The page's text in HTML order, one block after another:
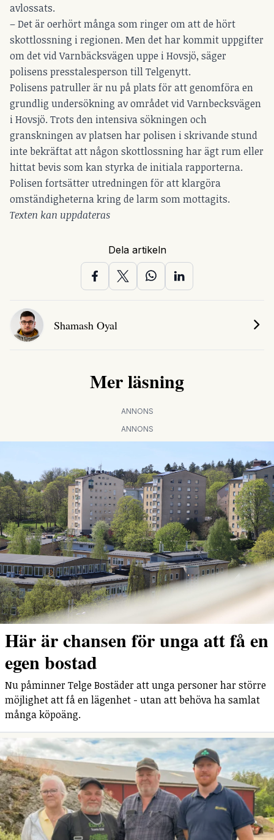
avlossats.
– Det är oerhört många som ringer om att de hört
skottlossning i regionen. Men det har kommit uppgifter
om det vid Varnbäcksvägen uppe i Hovsjö, säger
polisens presstalesperson till Telgenytt.
Polisens patruller är nu på plats för att genomföra en
grundlig undersökning av området vid Varnbecksvägen
i Hovsjö. Trots den intensiva sökningen och
granskningen av platsen har polisen i skrivande stund
inte bekräftat att någon skottlossning har ägt rum eller
hittat bevis som kan styrka de initiala rapporterna.
Polisen fortsätter utredningen för att klargöra
omständigheterna kring de larm som mottagits.
Texten kan uppdateras
Dela artikeln
Shamash Oyal
Mer läsning
ANNONS
ANNONS
Här är chansen för unga att få en
egen bostad
Nu påminner Telge Bostäder att unga personer har större
möjlighet att få en lägenhet - utan att behöva ha samlat
många köpoäng.